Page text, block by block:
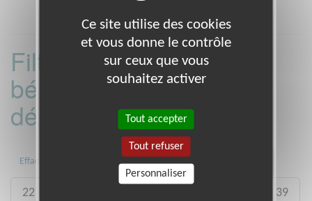
Filtrer les missions
bénévoles par
département :
Effacer 13 15
22 39
Ce site utilise des cookies
et vous donne le contrôle
sur ceux que vous
souhaitez activer
Tout accepter
Tout refuser
Personnaliser